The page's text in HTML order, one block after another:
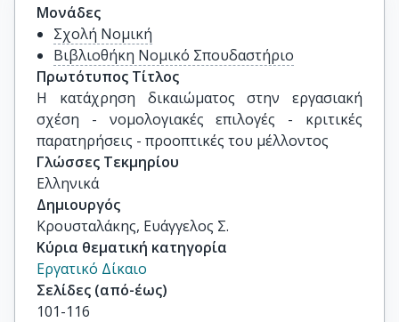
Μονάδες
Σχολή Νομική
Βιβλιοθήκη Νομικό Σπουδαστήριο
Πρωτότυπος Τίτλος
Η κατάχρηση δικαιώματος στην εργασιακή
σχέση - νομολογιακές επιλογές - κριτικές
παρατηρήσεις - προοπτικές του μέλλοντος
Γλώσσες Τεκμηρίου
Ελληνικά
Δημιουργός
Κρουσταλάκης, Ευάγγελος Σ.
Κύρια θεματική κατηγορία
Εργατικό Δίκαιο
Σελίδες (από-έως)
101-116